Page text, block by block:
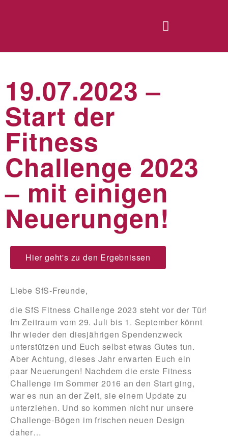
19.07.2023 –
Start der
Fitness
Challenge 2023
– mit einigen
Neuerungen!
Hier geht's zu den Ergebnissen
Liebe SfS-Freunde,
die SfS Fitness Challenge 2023 steht vor der Tür!
Im Zeitraum vom 29. Juli bis 1. September könnt
Ihr wieder den diesjährigen Spendenzweck
unterstützen und Euch selbst etwas Gutes tun.
Aber Achtung, dieses Jahr erwarten Euch ein
paar Neuerungen! Nachdem die erste Fitness
Challenge im Sommer 2016 an den Start ging,
war es nun an der Zeit, sie einem Update zu
unterziehen. Und so kommen nicht nur unsere
Challenge-Bögen im frischen neuen Design
daher…